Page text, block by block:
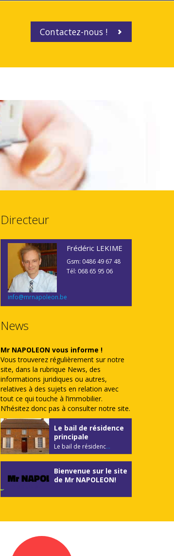
Contactez-nous !
Directeur
Frédéric LEKIME
Gsm: 0486 49 67 48
Tél: 068 65 95 06
info@mrnapoleon.be
News
Mr NAPOLEON vous informe !
Vous trouverez régulièrement sur notre
site, dans la rubrique News, des
informations juridiques ou autres,
relatives à des sujets en relation avec
tout ce qui touche à l’immobilier.
N’hésitez donc pas à consulter notre site.
Le bail de résidence
principale
Le bail de résidenc...
Bienvenue sur le site
de Mr NAPOLEON!